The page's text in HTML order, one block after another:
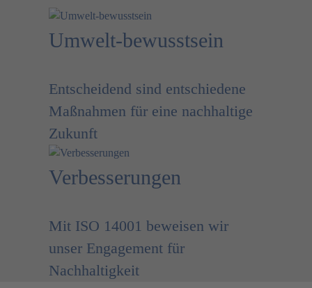
Umwelt-bewusstsein
Entscheidend sind entschiedene
Maßnahmen für eine nachhaltige
Zukunft
Verbesserungen
Mit ISO 14001 beweisen wir
unser Engagement für
Nachhaltigkeit